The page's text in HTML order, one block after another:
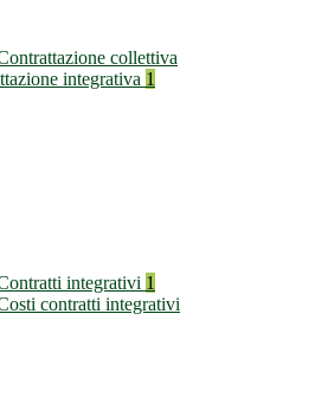
collettiva
integrativa 1
integrativi 1
contratti integrativi